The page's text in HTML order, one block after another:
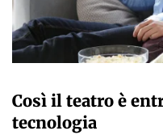
Così il teatro è
tecnologia